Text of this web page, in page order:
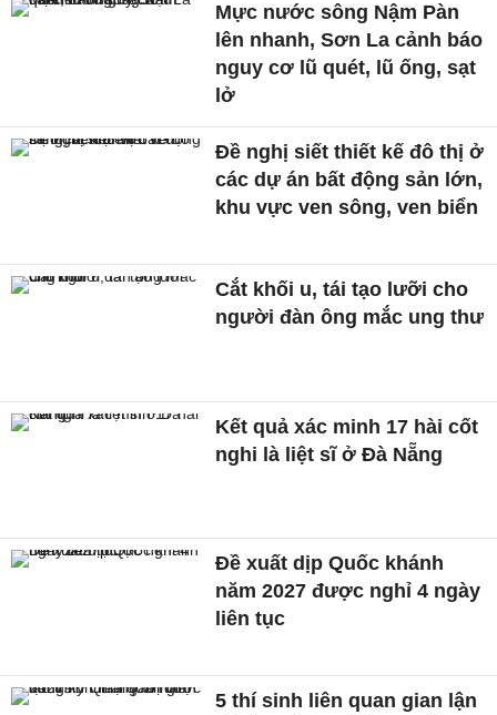
Mực nước sông Nậm Pàn
lên nhanh, Sơn La cảnh báo
nguy cơ lũ quét, lũ ống, sạt
lở
Đề nghị siết thiết kế đô thị ở
các dự án bất động sản lớn,
khu vực ven sông, ven biển
Cắt khối u, tái tạo lưỡi cho
người đàn ông mắc ung thư
Kết quả xác minh 17 hài cốt
nghi là liệt sĩ ở Đà Nẵng
Đề xuất dịp Quốc khánh
năm 2027 được nghỉ 4 ngày
liên tục
5 thí sinh liên quan gian lận